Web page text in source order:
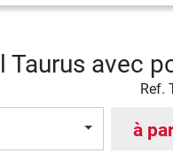
Taurus avec
Ref.
à